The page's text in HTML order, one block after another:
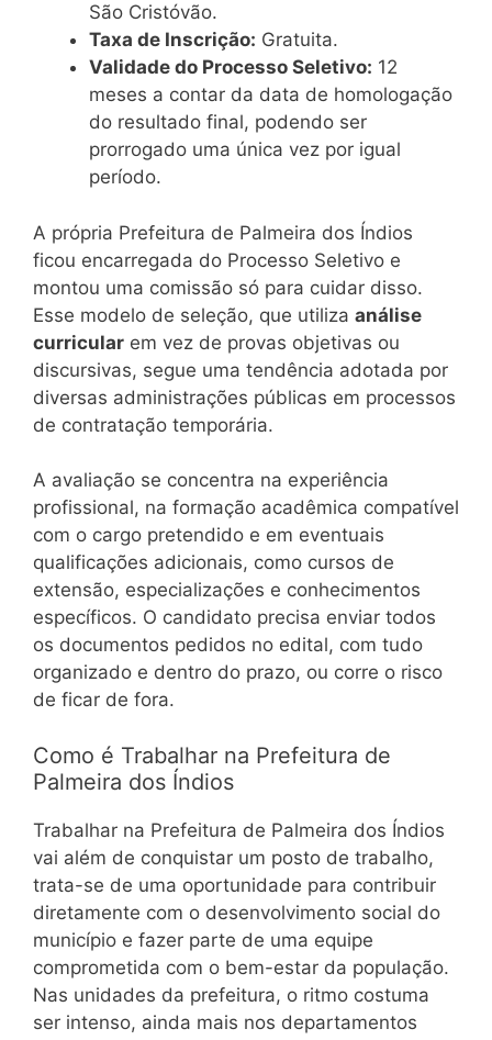
São Cristóvão.
Taxa de Inscrição: Gratuita.
Validade do Processo Seletivo: 12
meses a contar da data de homologação
do resultado final, podendo ser
prorrogado uma única vez por igual
período.
A própria Prefeitura de Palmeira dos Índios
ficou encarregada do Processo Seletivo e
montou uma comissão só para cuidar disso.
Esse modelo de seleção, que utiliza análise
curricular em vez de provas objetivas ou
discursivas, segue uma tendência adotada por
diversas administrações públicas em processos
de contratação temporária.
A avaliação se concentra na experiência
profissional, na formação acadêmica compatível
com o cargo pretendido e em eventuais
qualificações adicionais, como cursos de
extensão, especializações e conhecimentos
específicos. O candidato precisa enviar todos
os documentos pedidos no edital, com tudo
organizado e dentro do prazo, ou corre o risco
de ficar de fora.
Como é Trabalhar na Prefeitura de
Palmeira dos Índios
Trabalhar na Prefeitura de Palmeira dos Índios
vai além de conquistar um posto de trabalho,
trata-se de uma oportunidade para contribuir
diretamente com o desenvolvimento social do
município e fazer parte de uma equipe
comprometida com o bem-estar da população.
Nas unidades da prefeitura, o ritmo costuma
ser intenso, ainda mais nos departamentos